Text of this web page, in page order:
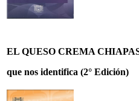
EL QUESO CREMA
que nos identifica (2° Edición)